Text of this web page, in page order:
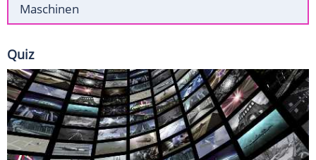
Maschinen
Quiz